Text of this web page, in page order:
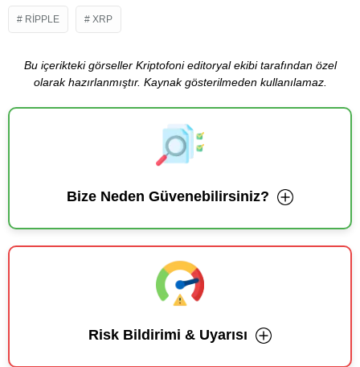
RIPPLE XRP
Bu içerikteki görseller Kriptofoni editoryal ekibi tarafından özel
olarak hazırlanmıştır. Kaynak gösterilmeden kullanılamaz.
Bize Neden Güvenebilirsiniz?
Risk Bildirimi & Uyarısı